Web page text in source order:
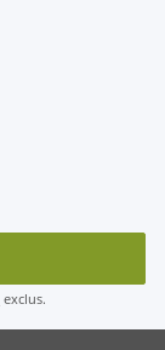
exclus.